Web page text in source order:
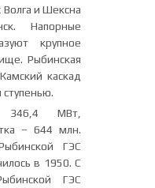
и Шексна
Напорные
крупное
Рыбинская
каскад
ступенью.
МВт,
– 644 млн.
ГЭС
в 1950. С
ГЭС